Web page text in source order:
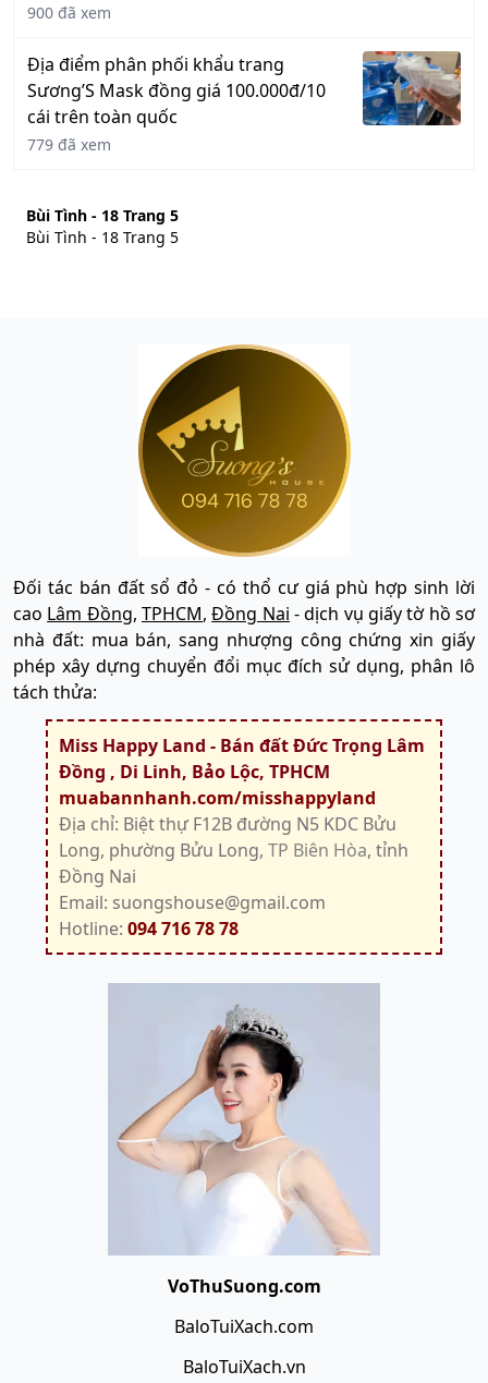
900 đã xem
Địa điểm phân phối khẩu trang
Sương’S Mask đồng giá 100.000đ/10
cái trên toàn quốc
779 đã xem
Bùi Tình - 18 Trang 5
Bùi Tình - 18 Trang 5
Đối tác bán đất sổ đỏ - có thổ cư giá phù hợp sinh lời
cao Lâm Đồng,TPHCM,Đồng Nai - dịch vụ giấy tờ hồ sơ
nhà đất: mua bán, sang nhượng công chứng xin giấy
phép xây dựng chuyển đổi mục đích sử dụng, phân lô
tách thửa:
Miss Happy Land - Bán đất Đức Trọng Lâm
Đồng , Di Linh, Bảo Lộc, TPHCM
muabannhanh.com/misshappyland
Địa chỉ: Biệt thự F12B đường N5 KDC Bửu
Long, phường Bửu Long, TP Biên Hòa, tỉnh
Đồng Nai
Email: suongshouse@gmail.com
Hotline: 094 716 78 78
VoThuSuong.com
BaloTuiXach.com
BaloTuiXach.vn